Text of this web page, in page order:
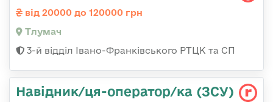
від 20000 до 120000 грн
Тлумач
3-й відділ Івано-Франківського РТЦК та СП
Навідник/ця-оператор/ка (ЗСУ)